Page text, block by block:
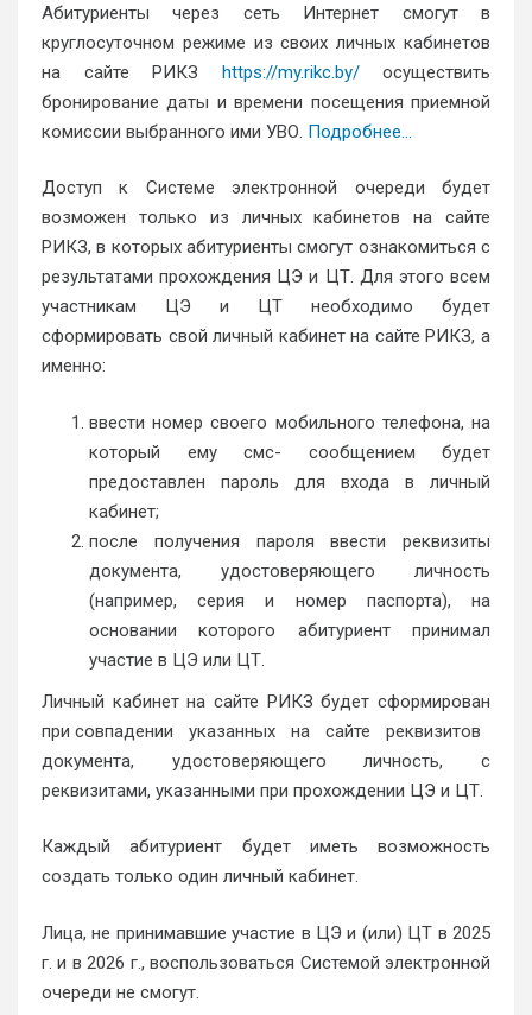
Абитуриенты через сеть Интернет смогут в
круглосуточном режиме из своих личных кабинетов
на сайте РИКЗ https://my.rikc.by/осуществить
бронирование даты и времени посещения приемной
комиссии выбранного ими УВО. Подробнее…
Доступ к Системе электронной очереди будет
возможен только из личных кабинетов на сайте
РИКЗ, в которых абитуриенты смогут ознакомиться с
результатами прохождения ЦЭ и ЦТ. Для этого всем
участникам ЦЭ и ЦТ необходимо будет
сформировать свой личный кабинет на сайте РИКЗ, а
именно:
ввести номер своего мобильного телефона, на
который ему смс- сообщением будет
предоставлен пароль для входа в личный
кабинет;
после получения пароля ввести реквизиты
документа, удостоверяющего личность
(например, серия и номер паспорта), на
основании которого абитуриент принимал
участие в ЦЭ или ЦТ.
Личный кабинет на сайте РИКЗ будет сформирован
при совпадении указанных на сайте реквизитов
документа, удостоверяющего личность, с
реквизитами, указанными при прохождении ЦЭ и ЦТ.
Каждый абитуриент будет иметь возможность
создать только один личный кабинет.
Лица, не принимавшие участие в ЦЭ и (или) ЦТ в 2025
г. и в 2026 г., воспользоваться Системой электронной
очереди не смогут.